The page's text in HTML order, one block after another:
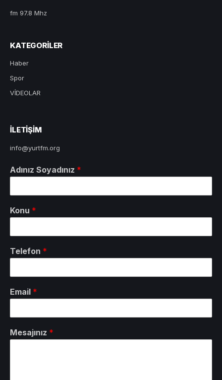
fm 97.8 Mhz
KATEGORILER
Haber
Spor
VİDEOLAR
ILETIŞIM
info@yurtfm.org
Adınız Soyadınız *
Konu *
Telefon *
Email *
Mesajınız *